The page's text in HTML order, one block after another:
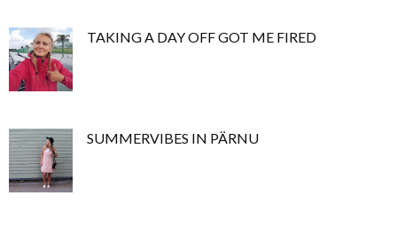
TAKING A DAY OFF GOT ME FIRED
SUMMERVIBES IN PÄRNU